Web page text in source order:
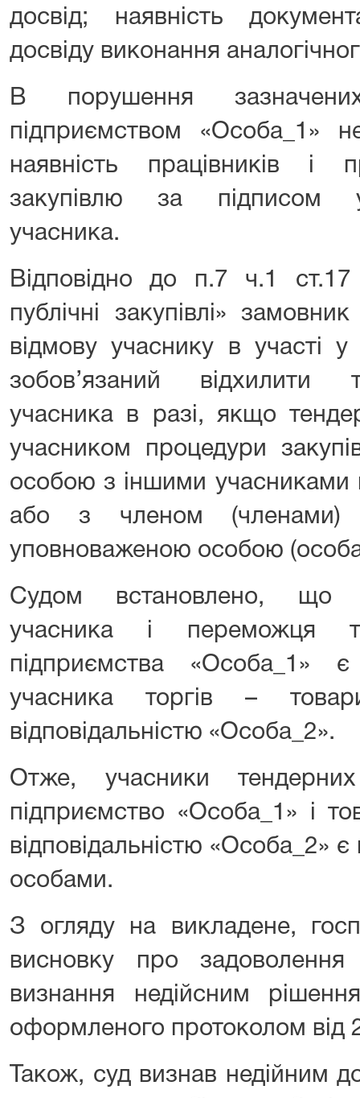
досвід; наявність
досвіду виконання
В порушення
підприємством «Особа_1»
наявність працівників і
закупівлю за підписом
учасника.
Відповідно до п.7 ч.1
публічні закупівлі»
відмову учаснику в участі у
зобов’язаний відхилити
учасника в разі, якщо
учасником процедури
особою з іншими учасниками
або з членом (членами)
уповноваженою особою
Судом встановлено, що
учасника і переможця
підприємства «Особа_1»
учасника торгів –
відповідальністю «Особа_2».
Отже, учасники
підприємство «Особа_1» і
відповідальністю «Особа_2»
особами.
З огляду на викладене,
висновку про
визнання недійсним
оформленого протоколом
Також, суд визнав недійним